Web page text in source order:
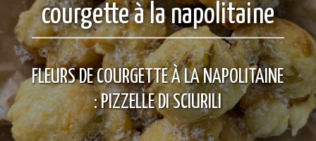
courgette à la napolitaine
FLEURS DE COURGETTE À LA NAPOLITAINE
: PIZZELLE DI SCIURILI